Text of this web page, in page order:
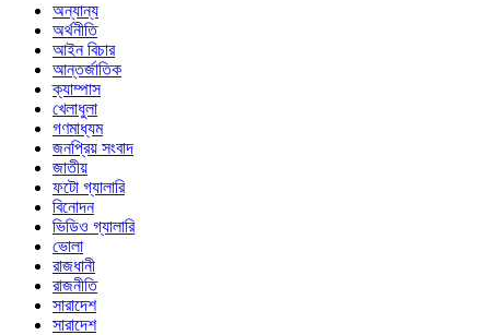
অন্যান্য
অর্থনীতি
আইন বিচার
আন্তর্জাতিক
ক্যাম্পাস
খেলাধুলা
গণমাধ্যম
জনপ্রিয় সংবাদ
জাতীয়
ফটো গ্যালারি
বিনোদন
ভিডিও গ্যালারি
ভোলা
রাজধানী
রাজনীতি
সারাদেশ
সারাদেশ